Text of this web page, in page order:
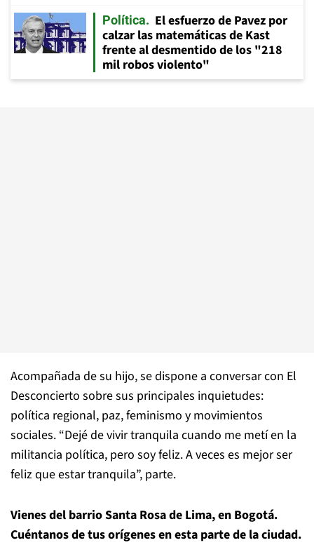
Política
El esfuerzo de Pavez por
calzar las matemáticas de Kast
frente al desmentido de los "218
mil robos violento"
Acompañada de su hijo, se dispone a conversar con El
Desconcierto sobre sus principales inquietudes:
política regional, paz, feminismo y movimientos
sociales. “Dejé de vivir tranquila cuando me metí en la
militancia política, pero soy feliz. A veces es mejor ser
feliz que estar tranquila”, parte.
Vienes del barrio Santa Rosa de Lima, en Bogotá.
Cuéntanos de tus orígenes en esta parte de la ciudad.